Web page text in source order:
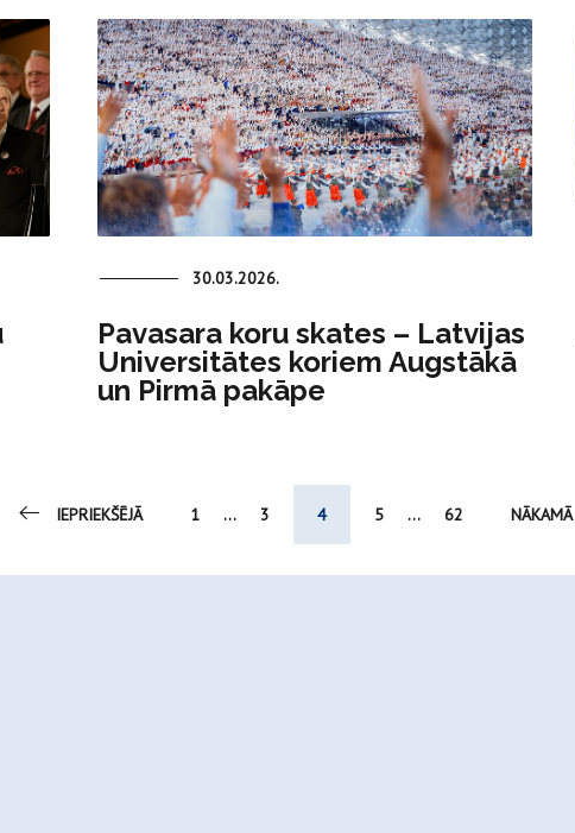
30.03.2026.
Pavasara koru skates – Latvijas
Universitātes koriem Augstākā
un Pirmā pakāpe
IEPRIEKŠĒJĀ 1 ... 3 4 5 ... 62 NĀKAMĀ